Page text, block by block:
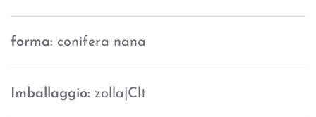
forma: conifera nana
Imballaggio: zolla|Clt